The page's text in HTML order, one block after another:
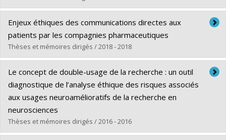
Université de Québec en Ouaouais
Consultations
2023 (aout) Lecteur externe,La transformation
numérique du réseau de la santé et des services sociaux
perspective éthique, Commission de l’éthique en
science et en technologie (CEST)
2021 Formation à l'éthique et à la gouvernance, et
analyse des politiques, Board of Directors,
Fry Society of Greater Toronto
2022 (16 aout) «Vers une vaccination ciblée ?
Héloïse Archambault,Le Journal de Montréal
2022 (29 juin) «Roe c. Wade invalidé: des données de
cycle menstruel potentiellement incriminantes» Hénia
Ould-Hammou,La Presse
Diplômé(e) :Laliberté, Maude
Cycle :Doctorat
Diplôme obtenu :Ph. D.
Lien vers le document dans Papyrus
Enjeux éthiques des communications directes aux
patients par les compagnies pharmaceutiques
Thèses et mémoires dirigés / 2018 - 2018
Diplômé(e) :Bélisle-Pipon, Jean-Christophe
Cycle :Doctorat
Diplôme obtenu :Ph. D.
Lien vers le document dans Papyrus
Le concept de double-usage de la recherche : un outil
diagnostique de l’analyse éthique des risques associés
aux usages neuroamélioratifs de la recherche en
neurosciences
Thèses et mémoires dirigés / 2016 - 2016